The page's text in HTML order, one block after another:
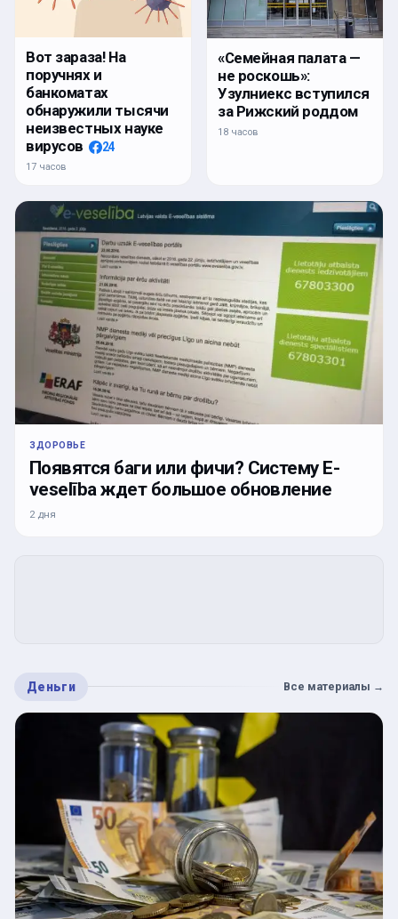
Вот зараза! На
поручнях и
банкоматах
обнаружили тысячи
неизвестных науке
вирусов
24
17 часов
«Семейная палата —
не роскошь»:
Узулниекс вступился
за Рижский роддом
18 часов
ЗДОРОВЬЕ
Появятся баги или фичи? Систему E-
veselība ждет большое обновление
2 дня
Деньги Все материалы →